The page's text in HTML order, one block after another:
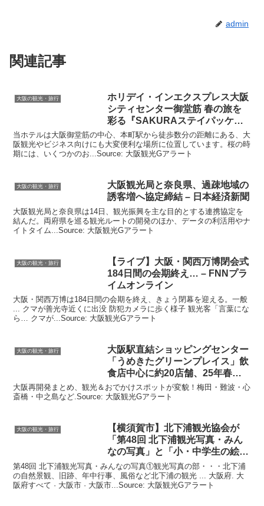
admin
関連記事
大阪の観光・旅行 ホリデイ・インエクスプレス大阪
シティセンター御堂筋 春の旅を
彩る『SAKURAステイパッケー
ジ …
当ホテルは大阪御堂筋の中心、本町駅から徒歩数分の距離にある、大
阪観光やビジネス向けにも大変便利な場所に位置しています。桜の時
期には、いくつかのお...Source: 大阪観光Gアラート
大阪の観光・旅行 大阪観光局と奈良県、過疎地域の
誘客増へ協定締結 – 日本経済新聞
大阪観光局と奈良県は14日、観光振興を主な目的とする連携協定を
結んだ。両府県を巡る観光ルートの開発のほか、データの利活用やナ
イトタイム...Source: 大阪観光Gアラート
大阪の観光・旅行 【ライブ】 大阪 ・関西万博閉会式
184日間の会期終え… – FNNプラ
イムオンライン
大阪・関西万博は184日間の会期を終え、きょう閉幕を迎える。一般
... クマが善光寺近くに出没 防犯カメラに歩く様子 観光客「言葉にな
ら… クマが...Source: 大阪観光Gアラート
大阪の観光・旅行 大阪駅直結ショッピングセンター
「うめきたグリーンプレイス」飲
食店中心に約20店舗、25年春開
業
大阪再開発まとめ、観光＆おでかけスポットが変貌！梅田・難波・心
斎橋・中之島など.Source: 大阪観光Gアラート
大阪の観光・旅行 【横須賀市】北下浦観光協会が
「第48回 北下浦観光写真・みん
なの写真」と「小・中学生の絵画
…
第48回 北下浦観光写真・みんなの写真①観光写真の部・・・北下浦
の自然景観、旧跡、年中行事、風俗など北下浦の観光 ... 大阪府. 大
阪府すべて · 大阪市 · 大阪市...Source: 大阪観光Gアラート